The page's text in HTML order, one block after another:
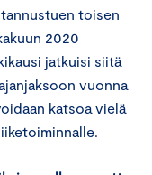
toisen
2020
jatkuisi siitä
vuonna
katsoa vielä